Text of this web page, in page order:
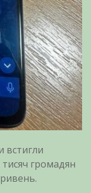
встигли
громадян